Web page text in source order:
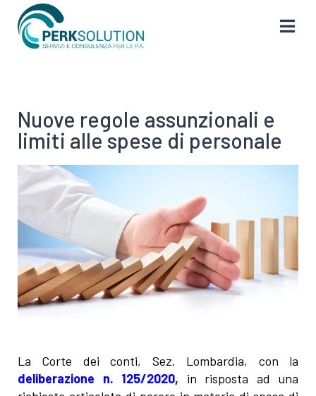
Nuove regole assunzionali e
limiti alle spese di personale
La Corte dei conti, Sez. Lombardia, con la
deliberazione n. 125/2020, in risposta ad una